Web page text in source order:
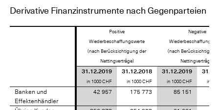
Derivative Finanzinstrumente nach Gegenparteien
Positive
Wiederbeschaffungswerte
(nach Berücksichtigung der
Nettingverträge)
Negative
(nach Berücksichtigung
Nettingverträge)
31.12.2019
in 1000 CHF
31.12.2018
in 1000 CHF
31.12.2019
in 1000 CHF in
Banken und
Effektenhändler
42 957 175 773 85 151
Banken und
Effektenhändler